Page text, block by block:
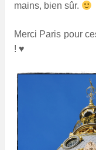
mains, bien sûr.
Merci Paris pour
! ♥